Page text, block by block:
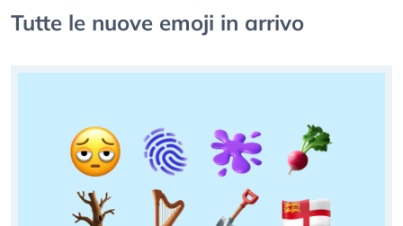
Tutte le nuove emoji in arrivo